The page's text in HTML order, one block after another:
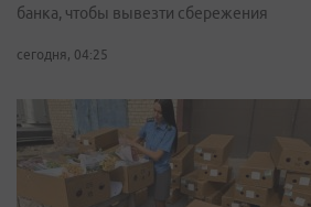
банка, чтобы вывезти сбережения
сегодня, 04:25